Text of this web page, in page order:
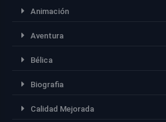
Animación
Aventura
Bélica
Biografia
Calidad Mejorada